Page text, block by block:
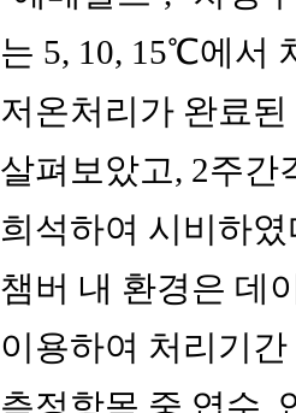
는 5, 10, 15℃에서
저온처리가 완료
살펴보았고, 2주간
희석하여 시비하였
챔버 내 환경은 데
이용하여 처리기
측정항목 중 엽수,